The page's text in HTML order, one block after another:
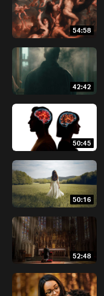
54:58
42:42
50:45
50:16
52:48